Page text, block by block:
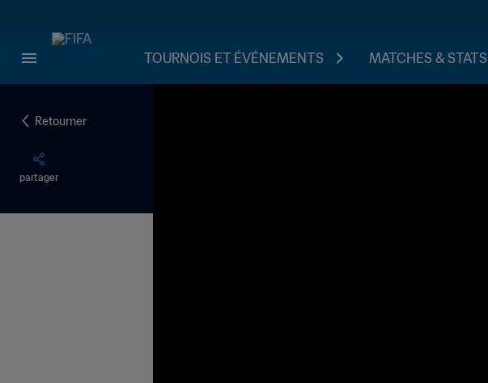
TOURNOIS ET ÉVÉNEMENTS MATCHES & STATS
Retourner
partager